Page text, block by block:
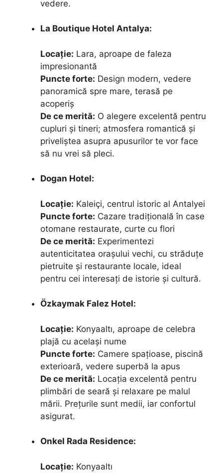
vedere.
La Boutique Hotel Antalya:
Locație: Lara, aproape de faleza
impresionantă
Puncte forte: Design modern, vedere
panoramică spre mare, terasă pe
acoperiș
De ce merită: O alegere excelentă pentru
cupluri și tineri; atmosfera romantică și
priveliștea asupra apusurilor te vor face
să nu vrei să pleci.
Dogan Hotel:
Locație: Kaleiçi, centrul istoric al Antalyei
Puncte forte: Cazare tradițională în case
otomane restaurate, curte cu flori
De ce merită: Experimentezi
autenticitatea orașului vechi, cu străduțe
pietruite și restaurante locale, ideal
pentru cei interesați de istorie și cultură.
Özkaymak Falez Hotel:
Locație: Konyaaltı, aproape de celebra
plajă cu același nume
Puncte forte: Camere spațioase, piscină
exterioară, vedere superbă la apus
De ce merită: Locația excelentă pentru
plimbări de seară și relaxare pe malul
mării. Prețurile sunt medii, iar confortul
asigurat.
Onkel Rada Residence:
Locație: Konyaaltı